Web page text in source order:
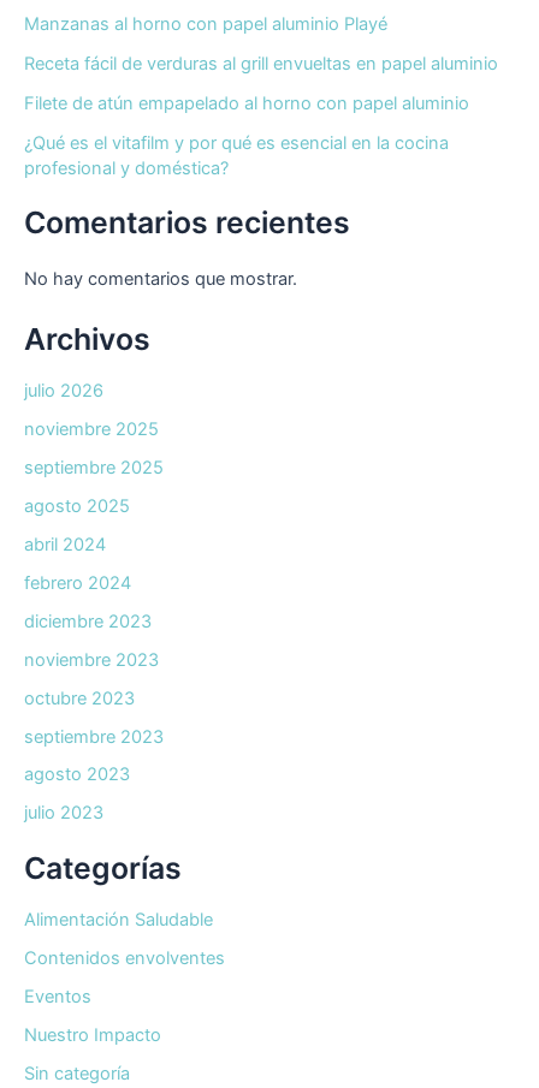
Manzanas al horno con papel aluminio Playé
Receta fácil de verduras al grill envueltas en papel aluminio
Filete de atún empapelado al horno con papel aluminio
¿Qué es el vitafilm y por qué es esencial en la cocina
profesional y doméstica?
Comentarios recientes
No hay comentarios que mostrar.
Archivos
julio 2026
noviembre 2025
septiembre 2025
agosto 2025
abril 2024
febrero 2024
diciembre 2023
noviembre 2023
octubre 2023
septiembre 2023
agosto 2023
julio 2023
Categorías
Alimentación Saludable
Contenidos envolventes
Eventos
Nuestro Impacto
Sin categoría